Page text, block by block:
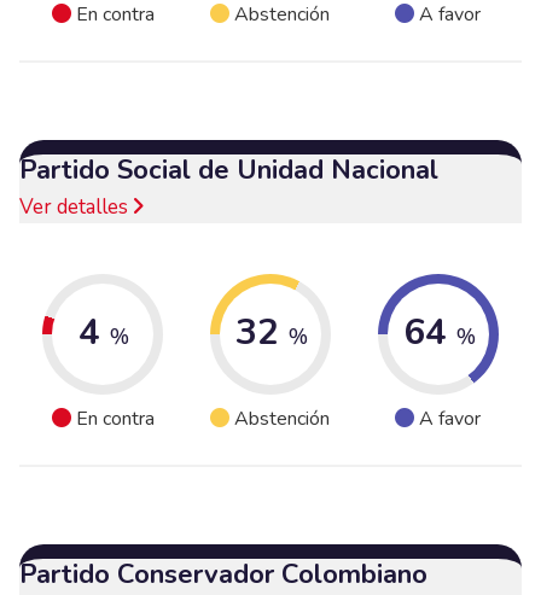
En contra Abstención A favor
Partido Social de Unidad Nacional
Ver detalles
4 %
En contra
32 %
Abstención
64 %
A favor
Partido Conservador Colombiano